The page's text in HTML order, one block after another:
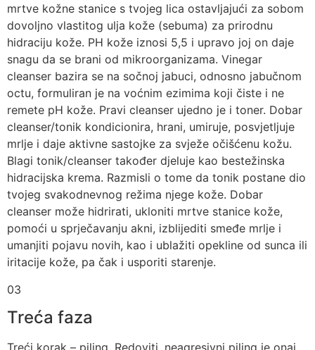
mrtve kožne stanice s tvojeg lica ostavljajući za sobom
dovoljno vlastitog ulja kože (sebuma) za prirodnu
hidraciju kože. PH kože iznosi 5,5 i upravo joj on daje
snagu da se brani od mikroorganizama. Vinegar
cleanser bazira se na sočnoj jabuci, odnosno jabučnom
octu, formuliran je na voćnim ezimima koji čiste i ne
remete pH kože. Pravi cleanser ujedno je i toner. Dobar
cleanser/tonik kondicionira, hrani, umiruje, posvjetljuje
mrlje i daje aktivne sastojke za svježe očišćenu kožu.
Blagi tonik/cleanser također djeluje kao bestežinska
hidracijska krema. Razmisli o tome da tonik postane dio
tvojeg svakodnevnog režima njege kože. Dobar
cleanser može hidrirati, ukloniti mrtve stanice kože,
pomoći u sprječavanju akni, izblijediti smeđe mrlje i
umanjiti pojavu novih, kao i ublažiti opekline od sunca ili
iritacije kože, pa čak i usporiti starenje.
03
Treća faza